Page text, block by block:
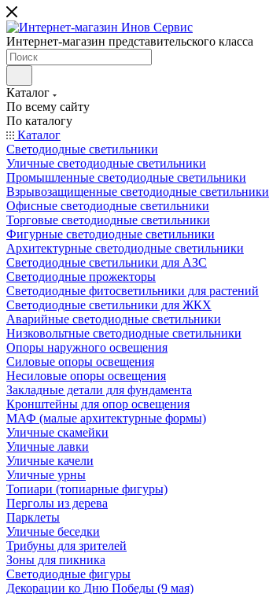
Интернет-магазин представительского класса
Каталог
По всему сайту
По каталогу
Каталог
Светодиодные светильники
Уличные светодиодные светильники
Промышленные светодиодные светильники
Взрывозащищенные светодиодные светильники
Офисные светодиодные светильники
Торговые светодиодные светильники
Фигурные светодиодные светильники
Архитектурные светодиодные светильники
Светодиодные светильники для АЗС
Светодиодные прожекторы
Светодиодные фитосветильники для растений
Светодиодные светильники для ЖКХ
Аварийные светодиодные светильники
Низковольтные светодиодные светильники
Опоры наружного освещения
Силовые опоры освещения
Несиловые опоры освещения
Закладные детали для фундамента
Кронштейны для опор освещения
МАФ (малые архитектурные формы)
Уличные скамейки
Уличные лавки
Уличные качели
Уличные урны
Топиари (топиарные фигуры)
Перголы из дерева
Парклеты
Уличные беседки
Трибуны для зрителей
Зоны для пикника
Светодиодные фигуры
Декорации ко Дню Победы (9 мая)